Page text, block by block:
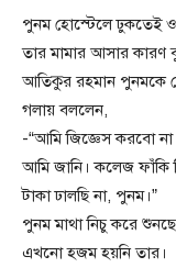
পুনম হোস্টেলে ঢুকতেই
তার মামার আসার কারণ
আতিকুর রহমান পুনমকে
গলায় বললেন,
-“আমি জিজ্ঞেস করবো
আমি জানি। কলেজ ফাঁকি
টাকা ঢালছি না, পুনম।”
পুনম মাথা নিচু করে
এখনো হজম হয়নি তার।